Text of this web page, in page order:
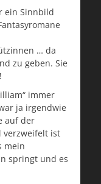
ein Sinnbild
… da
zu geben. Sie
immer
ja irgendwie
auf der
verzweifelt ist
mein
springt und es